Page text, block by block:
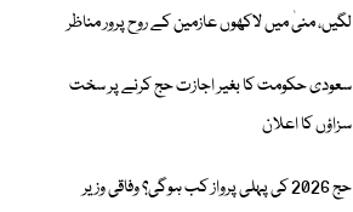
لگیں، منیٰ میں لاکھوں عازمین کے روح پرور مناظر
سعودی حکومت کا بغیر اجازت حج کرنے پر سخت
سزاؤں کا اعلان
حج 2026 کی پہلی پرواز کب ہوگی؟ وفاقی وزیر